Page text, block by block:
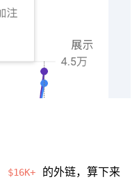
$16K+
的外链，算下来